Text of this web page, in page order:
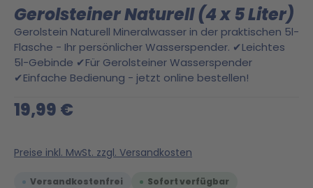
Gerolsteiner Naturell (4 x 5 Liter)
Gerolstein Naturell Mineralwasser in der praktischen 5l-
Flasche - Ihr persönlicher Wasserspender. ✔Leichtes
5l-Gebinde ✔Für Gerolsteiner Wasserspender
✔Einfache Bedienung - jetzt online bestellen!
Regulärer Preis:
19,99 €
Preise inkl. MwSt. zzgl. Versandkosten
Versandkostenfrei Sofort verfügbar